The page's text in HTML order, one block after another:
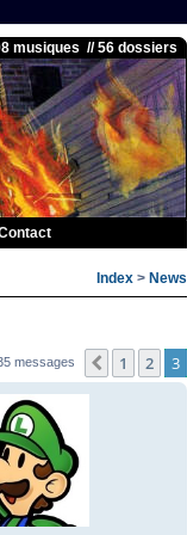
musiques // 56 dossiers
Index > News
messages Précédente
1 2 3